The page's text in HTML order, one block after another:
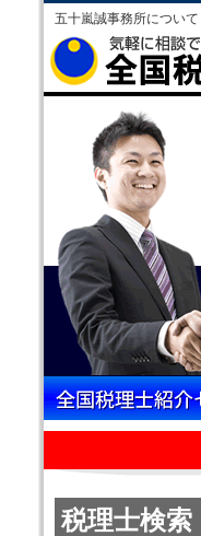
五十嵐誠事務所について
税理士検索